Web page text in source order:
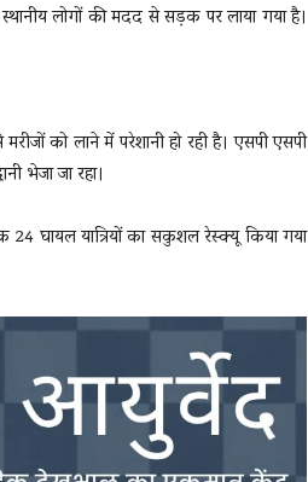
लोगों की मदद से सड़क पर लाया गया है।
को लाने में परेशानी हो रही है। एसपी एसपी
भेजा जा रहा।
घायल यात्रियों का सकुशल रेस्क्यू किया गया